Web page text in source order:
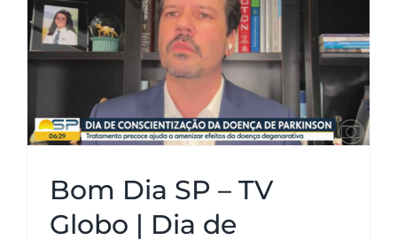
Bom Dia SP – TV Globo | Dia de
Conscientização da Doença de
Parkinson
Bom Dia SP – TV
Globo | Dia de